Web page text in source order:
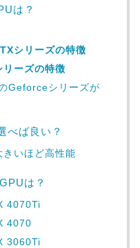
は？
シリーズの特徴
ーズの特徴
Geforceシリーズが
べば良い？
いほど高性能
は？
4070Ti
4070
3060Ti